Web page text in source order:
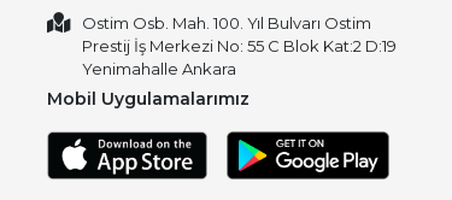
Ostim Osb. Mah. 100. Yıl Bulvarı Ostim
Prestij İş Merkezi No: 55 C Blok Kat:2 D:19
Yenimahalle Ankara
Mobil Uygulamalarımız